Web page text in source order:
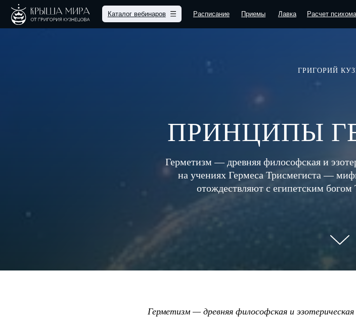
Приемы Расчет психоматрицы
Лавка
Расписание
Каталог вебинаров
ГРИГОРИЙ
ПРИНЦИПЫ
Герметизм — древняя философская и
на учениях Гермеса Трисмегиста —
отождествляют с египетским
Герметизм — древняя философская и